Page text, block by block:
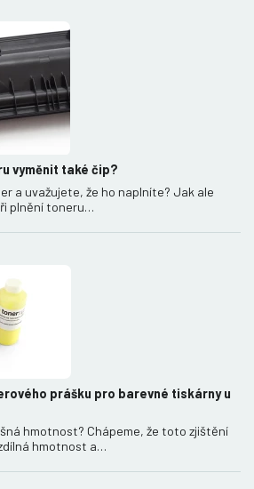
vyměnit také čip?
a uvažujete, že ho naplníte? Jak ale
plnění toneru…
prášku pro barevné tiskárny u
hmotnost? Chápeme, že toto zjištění
hmotnost a…